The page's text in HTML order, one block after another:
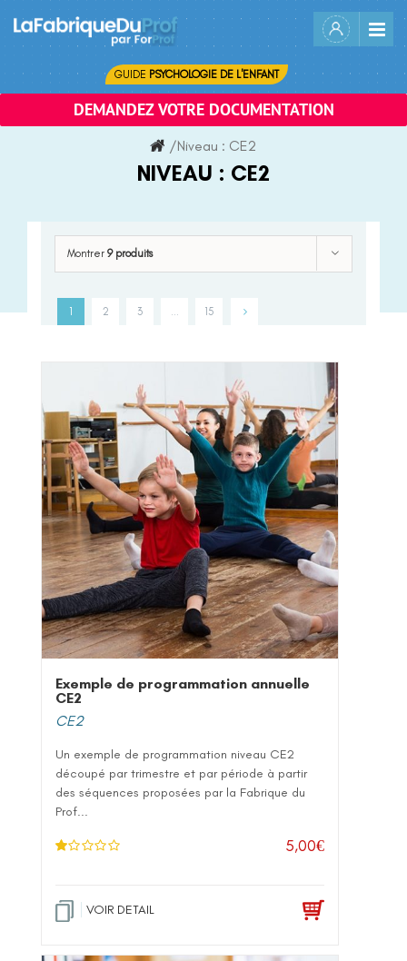
content
GUIDE PSYCHOLOGIE DE L'ENFANT
DEMANDEZ VOTRE DOCUMENTATION
/Niveau : CE2
NIVEAU : CE2
Montrer 9 produits
1 2 3 15
Exemple de programmation annuelle
CE2
CE2
Un exemple de programmation niveau CE2
découpé par trimestre et par période à partir
des séquences proposées par la Fabrique du
Prof...
.0
5,00€
VOIR DETAIL